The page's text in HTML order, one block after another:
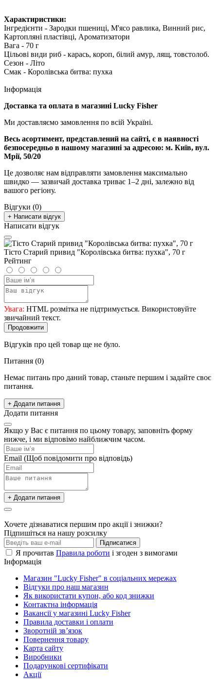
Характиристики:
Інгредієнти - Зародки пшениці, М'ясо равлика, Винний рис,
Картопляні пластівці, Ароматизатори
Вага - 70 г
Цільові види риб - карась, короп, білий амур, лящ, товстолоб.
Сезон - Літо
Смак - Королівська битва: пухка
Інформація
Доставка та оплата в магазині Lucky Fisher
Ми доставляємо замовлення по всій Україні.
Весь асортимент, представлений на сайті, є в наявності
безпосередньо в нашому магазині за адресою: м. Київ, вул.
Мрії, 50/20
Це дозволяє нам відправляти замовлення максимально
швидко — зазвичай доставка триває 1–2 дні, залежно від
вашого регіону.
Відгуки (0)
+ Написати відгук
Написати відгук
Тісто Старий привид "Королівська битва: пухка", 70 г
Рейтинг
Увага: HTML розмітка не підтримується. Використовуйте
звичайний текст.
Продовжити
Відгуків про цей товар ще не було.
Питання (0)
Немає питань про даний товар, станьте першим і задайте своє
питання.
+ Додати питання
Додати питання
Якщо у Вас є питання по цьому товару, заповніть форму
нижче, і ми відповімо найближчим часом.
Email (Щоб повідомити про відповідь)
+ Додати питання
Хочете дізнаватися першим про акції і знижки?
Підпишіться на нашу розсилку
Підписатися
Я прочитав Правила роботи і згоден з вимогами
Інформація
Магазин "Lucky Fisher" в соціальних мережах
Відгуки про наш магазин
Як використати купон, або код знижки
Контактна інформація
Вакансії у магазині Lucky Fisher
Правила доставки і оплати
Зворотній зв’язок
Повернення товару
Карта сайту
Виробники
Подарункові сертифікати
Акції